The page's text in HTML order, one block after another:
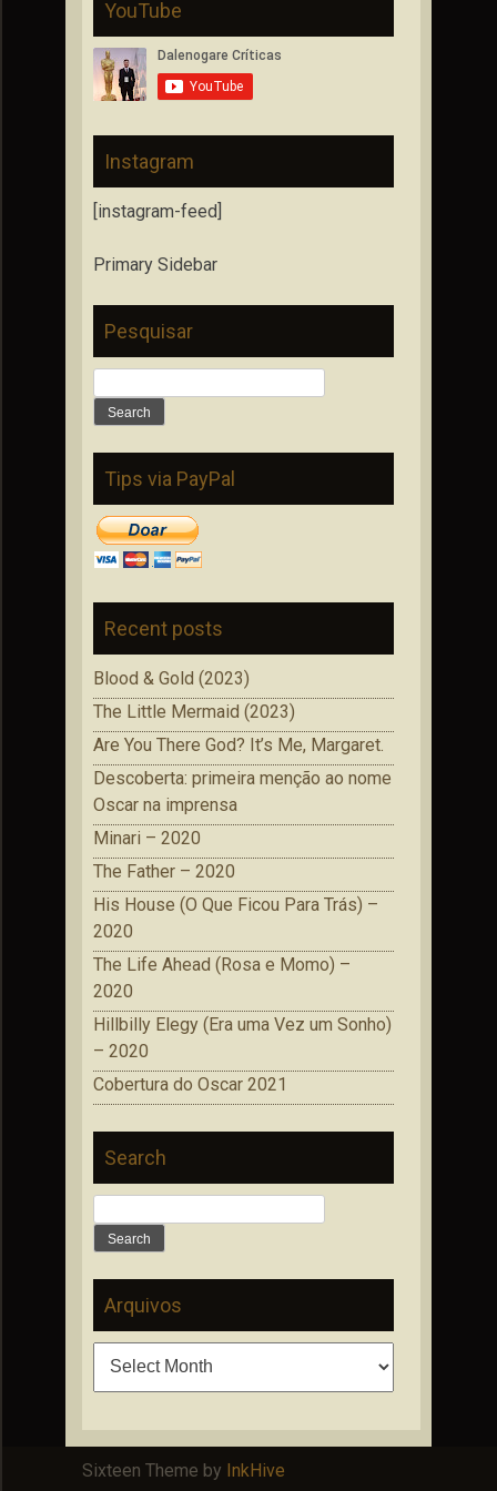
YouTube
Instagram
[instagram-feed]
Primary Sidebar
Pesquisar
for:
Tips via PayPal
Recent posts
Blood & Gold (2023)
The Little Mermaid (2023)
Are You There God? It’s Me, Margaret.
Descoberta: primeira menção ao nome
Oscar na imprensa
Minari – 2020
The Father – 2020
His House (O Que Ficou Para Trás) –
2020
The Life Ahead (Rosa e Momo) –
2020
Hillbilly Elegy (Era uma Vez um Sonho)
– 2020
Cobertura do Oscar 2021
Search
for:
Arquivos
Arquivos
Sixteen Theme by InkHive